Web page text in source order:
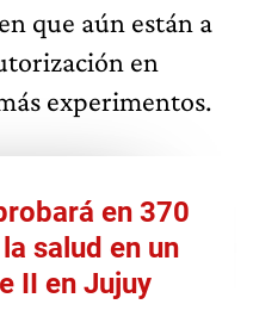
que aún están a
en
experimentos.
en 370
salud en un
II en Jujuy